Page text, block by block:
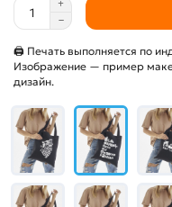
🖨 Печать выполняется по
Изображение — пример
дизайн.